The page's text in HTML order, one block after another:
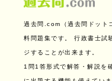
過去問.com（過去問ドット
料問題集です。 行政書士試
ジすることが出来ます。
1問1答形式で解答・解説を